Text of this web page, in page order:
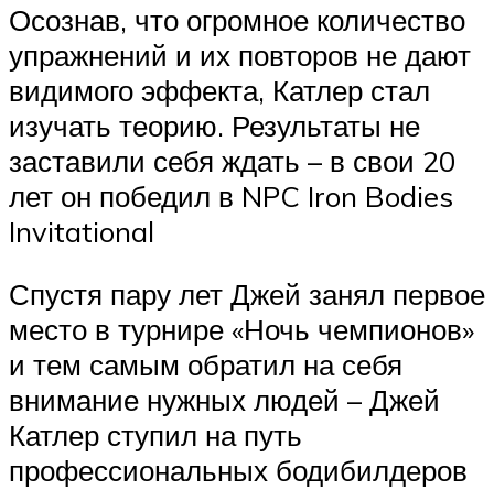
Осознав, что огромное количество
упражнений и их повторов не дают
видимого эффекта, Катлер стал
изучать теорию. Результаты не
заставили себя ждать – в свои 20
лет он победил в NPC Iron Bodies
Invitational
Спустя пару лет Джей занял первое
место в турнире «Ночь чемпионов»
и тем самым обратил на себя
внимание нужных людей – Джей
Катлер ступил на путь
профессиональных бодибилдеров